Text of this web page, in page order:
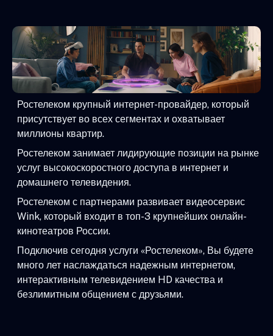
Ростелеком крупный интернет-провайдер, который
присутствует во всех сегментах и охватывает
миллионы квартир.
Ростелеком занимает лидирующие позиции на рынке
услуг высокоскоростного доступа в интернет и
домашнего телевидения.
Ростелеком с партнерами развивает видеосервис
Wink, который входит в топ-3 крупнейших онлайн-
кинотеатров России.
Подключив сегодня услуги «Ростелеком», Вы будете
много лет наслаждаться надежным интернетом,
интерактивным телевидением HD качества и
безлимитным общением с друзьями.